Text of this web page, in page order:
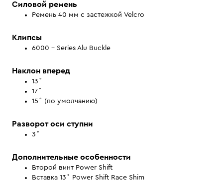
Силовой ремень
Ремень 40 мм с застежкой Velcro
Клипсы
6000 – Series Alu Buckle
Наклон вперед
13˚
17˚
15˚ (по умолчанию)
Разворот оси ступни
3˚
Дополнительные особенности
Второй винт Power Shift
Вставка 13˚ Power Shift Race Shim